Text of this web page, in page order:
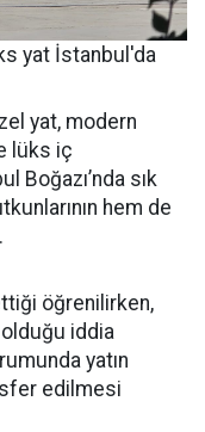
yat İstanbul'da
yat, modern
lüks iç
Boğazı’nda sık
hem de
öğrenilirken,
iddia
yatın
edilmesi